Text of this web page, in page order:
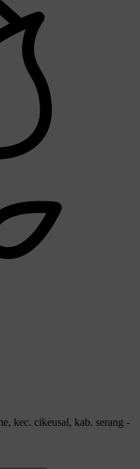
kec. cikeusal, kab. serang -